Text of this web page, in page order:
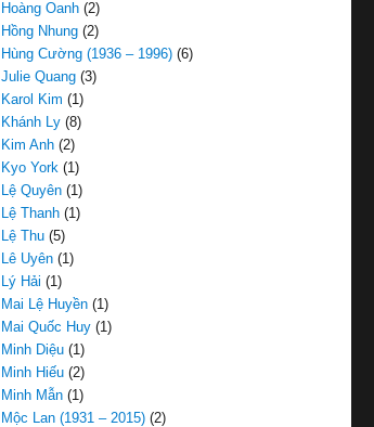
Hoàng Oanh (2)
Hồng Nhung (2)
Hùng Cường (1936 – 1996) (6)
Julie Quang (3)
Karol Kim (1)
Khánh Ly (8)
Kim Anh (2)
Kyo York (1)
Lệ Quyên (1)
Lệ Thanh (1)
Lệ Thu (5)
Lê Uyên (1)
Lý Hải (1)
Mai Lệ Huyền (1)
Mai Quốc Huy (1)
Minh Diệu (1)
Minh Hiếu (2)
Minh Mẫn (1)
Mộc Lan (1931 – 2015) (2)